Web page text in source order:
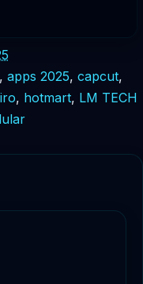
, apps 2025, capcut,
, hotmart, LM TECH